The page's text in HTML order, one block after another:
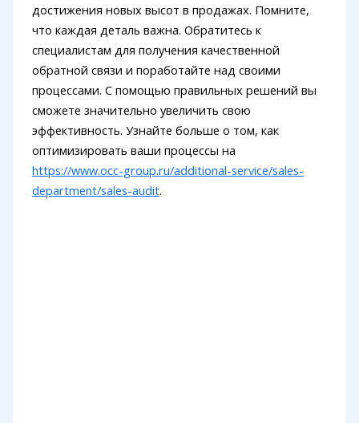
достижения новых высот в продажах. Помните,
что каждая деталь важна. Обратитесь к
специалистам для получения качественной
обратной связи и поработайте над своими
процессами. С помощью правильных решений вы
сможете значительно увеличить свою
эффективность. Узнайте больше о том, как
оптимизировать ваши процессы на
https://www.occ-group.ru/additional-service/sales-
department/sales-audit.